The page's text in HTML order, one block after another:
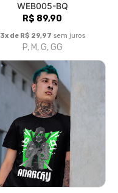
WEB005-BQ
R$ 89,90
3x de R$ 29,97 sem juros
P, M, G, GG